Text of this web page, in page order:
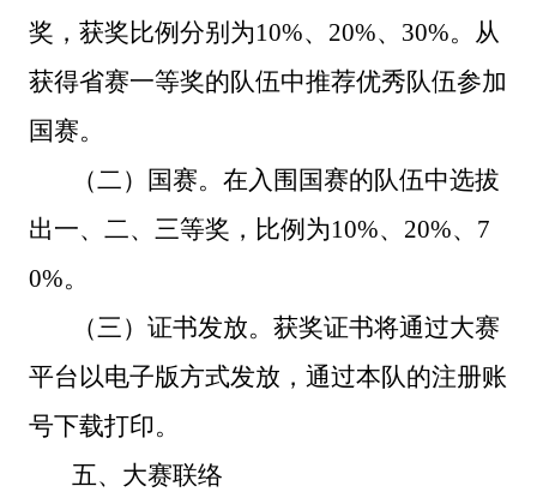
奖，获奖比例分别为10%、20%、30%。 从
获得省赛一等奖的队伍中推荐优秀队伍参加
国赛。
（二）国赛。 在入围国赛的队伍中选拔
出一、二、三等奖，比例为10%、20%、7
0%。
（三）证书发放。 获奖证书将通过大赛
平台 以电子版方式发放 ， 通过本队的注册账
号下载打印。
五、大赛联络